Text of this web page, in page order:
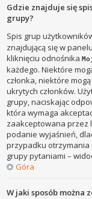
Gdzie znajduje się
grupy?
Spis grup
znajdującą się w
kliknięciu odnośnika
każdego. Niektóre
członka, niektóre
ukrytych członków.
grupy, naciskając
która wymaga
zaakceptowana przez
podanie wyjaśnień,
przypadku otrzymania
grupy pytaniami –
Góra
W jaki sposób można